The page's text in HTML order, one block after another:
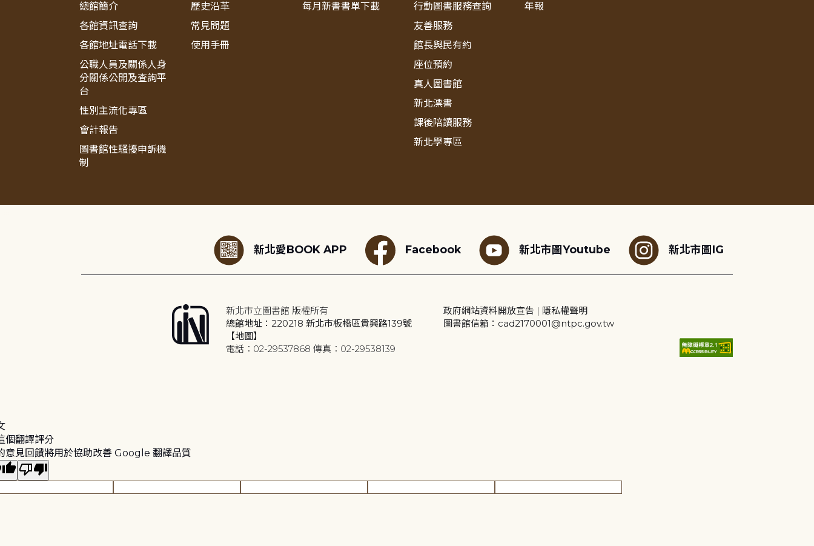
總館簡介
各館資訊查詢
各館地址電話下載
公職人員及關係人身
分關係公開及查詢平
台
性別主流化專區
會計報告
圖書館性騷擾申訴機
制
歷史沿革
常見問題
使用手冊
每月新書書單下載
行動圖書服務查詢
友善服務
館長與民有約
座位預約
真人圖書館
新北漂書
課後陪讀服務
新北學專區
年報
新北愛BOOK APP Facebook 新北市圖Youtube 新北市圖IG
新北市立圖書館 版權所有
總館地址：220218 新北市板橋區貴興路139號
【地圖】
電話：02-29537868 傳真：02-29538139
政府網站資料開放宣告 | 隱私權聲明
圖書館信箱：cad2170001@ntpc.gov.tw
個翻譯評分
意見回饋將用於協助改善 Google 翻譯品質